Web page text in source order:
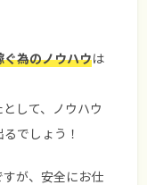
ぐ為のノウハウは
して、ノウハウ
でしょう！
が、安全にお仕